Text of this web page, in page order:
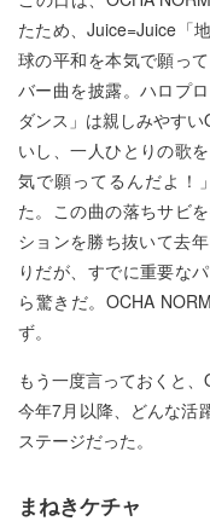
たため、Juice=Juice「
球の平和を本気で願っ
バー曲を披露。ハロプ
ダンス」は親しみやす
いし、一人ひとりの歌
気で願ってるんだよ！
た。この曲の落ちサビ
ションを勝ち抜いて去
りだが、すでに重要な
ら驚きだ。OCHA
ず。
もう一度言っておくと、
今年7月以降、どんな活
ステージだった。
まねきケチャ